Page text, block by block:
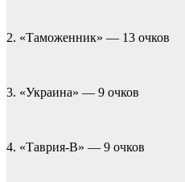
2. «Таможенник» — 13 очков
3. «Украина» — 9 очков
4. «Таврия-В» — 9 очков